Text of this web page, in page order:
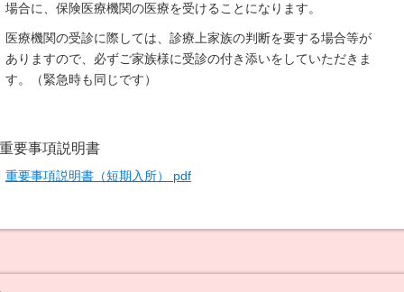
場合に、保険医療機関の医療を受けることになります。
医療機関の受診に際しては、診療上家族の判断を要する場合等が
ありますので、必ずご家族様に受診の付き添いをしていただきま
す。（緊急時も同じです）
重要事項説明書
重要事項説明書（短期入所） pdf